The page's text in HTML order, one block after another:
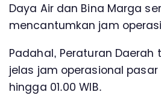
Daya Air dan Bina Marga
mencantumkan jam
Padahal, Peraturan
jelas jam operasional
hingga 01.00 WIB.